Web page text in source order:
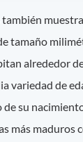
también
tamaño
alrededor
variedad de
su
más maduros